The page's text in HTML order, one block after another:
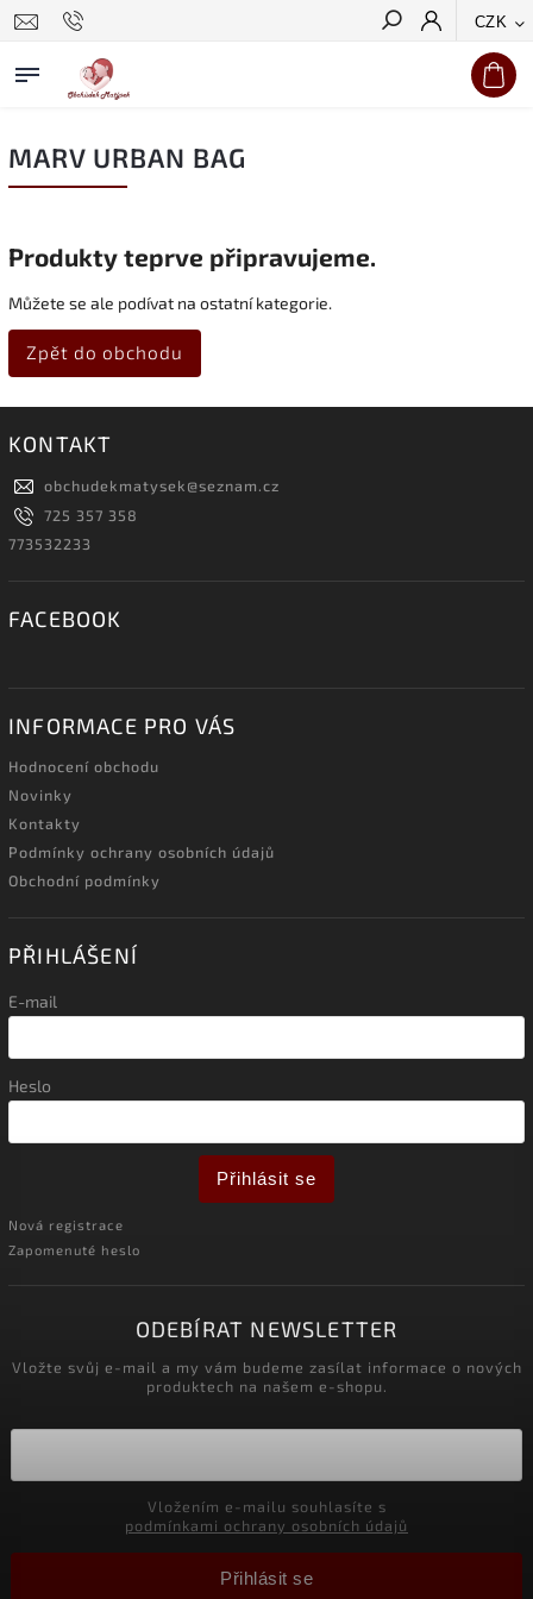
CZK
Hledat
MARV URBAN BAG
Produkty teprve připravujeme.
Můžete se ale podívat na ostatní kategorie.
Zpět do obchodu
KONTAKT
obchudekmatysek@seznam.cz
725 357 358
773532233
FACEBOOK
INFORMACE PRO VÁS
Hodnocení obchodu
Novinky
Kontakty
Podmínky ochrany osobních údajů
Obchodní podmínky
PŘIHLÁŠENÍ
E-mail
Heslo
Přihlásit se
Nová registrace
Zapomenuté heslo
ODEBÍRAT NEWSLETTER
Vložte svůj e-mail a my vám budeme zasílat informace o nových
produktech na našem e-shopu.
podmínkami ochrany osobních údajů
Přihlásit se